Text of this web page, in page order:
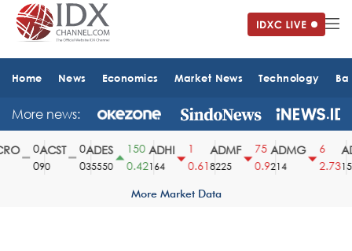
Home News Economics Market News Technology
More news:
ACST
90
ADES
35550
150
0.42
ADHI
164
0.61
ADMF
8225
75
0.9
ADMG
214
2.73
More Market Data